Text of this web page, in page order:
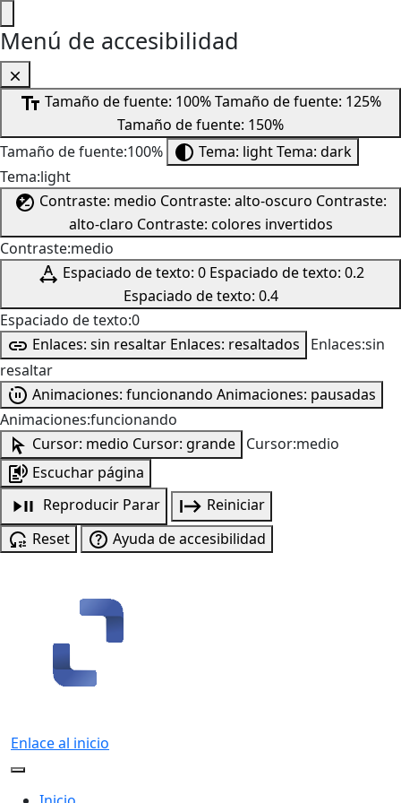
Menú de accesibilidad
Tamaño de fuente: 100%Tamaño de fuente: 125%
Tamaño de fuente: 150%
Tamaño de fuente:100%
Tema: lightTema: dark
Tema:light
Contraste: medio Contraste: alto-oscuro Contraste:
alto-claro Contraste: colores invertidos
Contraste:medio
Espaciado de texto: 0 Espaciado de texto: 0.2
Espaciado de texto: 0.4
Espaciado de texto:0
Enlaces: sin resaltar Enlaces: resaltados
Enlaces:sin
resaltar
Animaciones: funcionando Animaciones: pausadas
Animaciones:funcionando
Cursor: medio Cursor: grande Cursor:medio
Escuchar página
Reproducir Parar
Reiniciar
Reset
Ayuda de accesibilidad
Enlace al inicio